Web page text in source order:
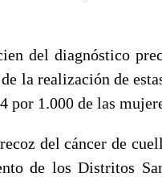
del diagnóstico
la realización de
1.000 de las
del cáncer de
de los Distritos